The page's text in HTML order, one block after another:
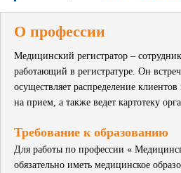
О профессии
Медицинский регистратор –
работающий в регистратуре. Он
осуществляет распределение
на прием, а также ведет картотеку
Требование к образованию
Для работы по профессии «
обязательно иметь медицинское